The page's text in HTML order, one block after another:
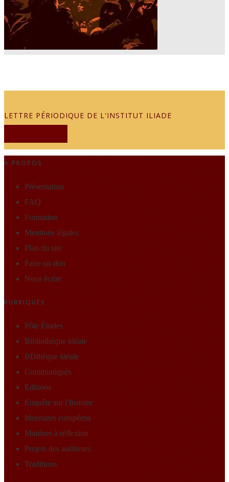
LETTRE PÉRIODIQUE DE L'INSTITUT ILIADE
À PROPOS
Présentation
FAQ
Formation
Mentions légales
Plan du site
Faire un don
Nous écrire
RUBRIQUES
Pôle Études
Bibliothèque idéale
BDthèque idéale
Communiqués
Editions
Enquête sur l’histoire
Itineraires européens
Matières à réflexion
Projets des auditeurs
Traditions